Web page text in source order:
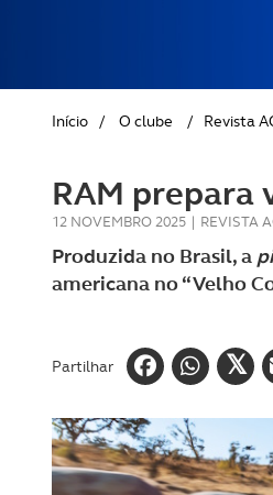
GOLFE
AUTOCARAVANISMO
Início / O clube / Revista
RAM prepara
12 NOVEMBRO 2025 | REVISTA
Produzida no Brasil, a
americana no “Velho
Partilhar